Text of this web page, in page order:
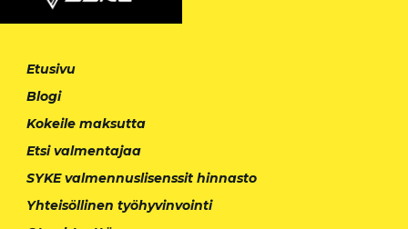
Etusivu
Blogi
Kokeile maksutta
Etsi valmentajaa
SYKE valmennuslisenssit hinnasto
Yhteisöllinen työhyvinvointi